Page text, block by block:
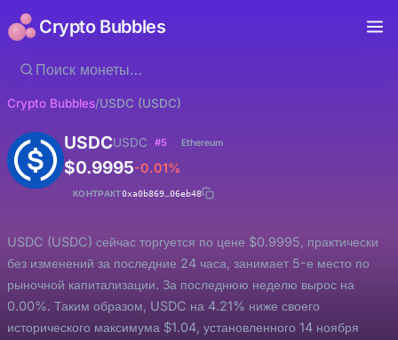
Crypto Bubbles
Crypto Bubbles/USDC (USDC)
USDCUSDC #5 Ethereum
$0.9995-0.01%
КОНТРАКТ0xa0b869…06eb48
USDC (USDC) сейчас торгуется по цене $0.9995, практически
без изменений за последние 24 часа, занимает 5-е место по
рыночной капитализации. За последнюю неделю вырос на
0.00%. Таким образом, USDC на 4.21% ниже своего
исторического максимума $1.04, установленного 14 ноября